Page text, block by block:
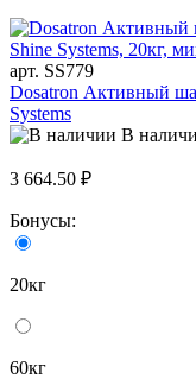
арт. SS779
Dosatron Активный
Systems
В
3 664.50 ₽
Бонусы:
20кг
60кг